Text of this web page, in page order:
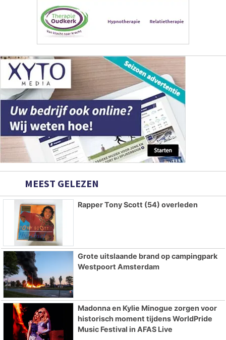
MEEST GELEZEN
Rapper Tony Scott (54) overleden
Grote uitslaande brand op campingpark
Westpoort Amsterdam
Madonna en Kylie Minogue zorgen voor
historisch moment tijdens WorldPride
Music Festival in AFAS Live